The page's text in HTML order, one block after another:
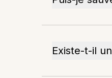
Existe-t-il